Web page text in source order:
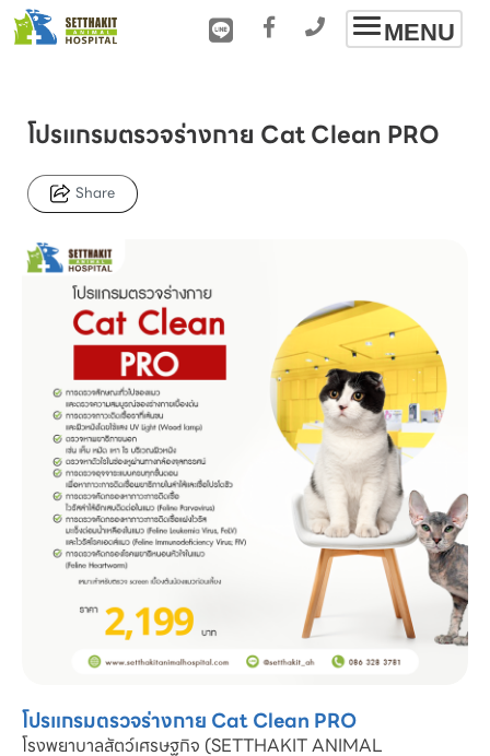
Toggle
MENU
โปรแกรมตรวจร่างกาย Cat Clean PRO
Share
โปรแกรมตรวจร่างกาย Cat Clean PRO
โรงพยาบาลสัตว์เศรษฐกิจ (SETTHAKIT ANIMAL